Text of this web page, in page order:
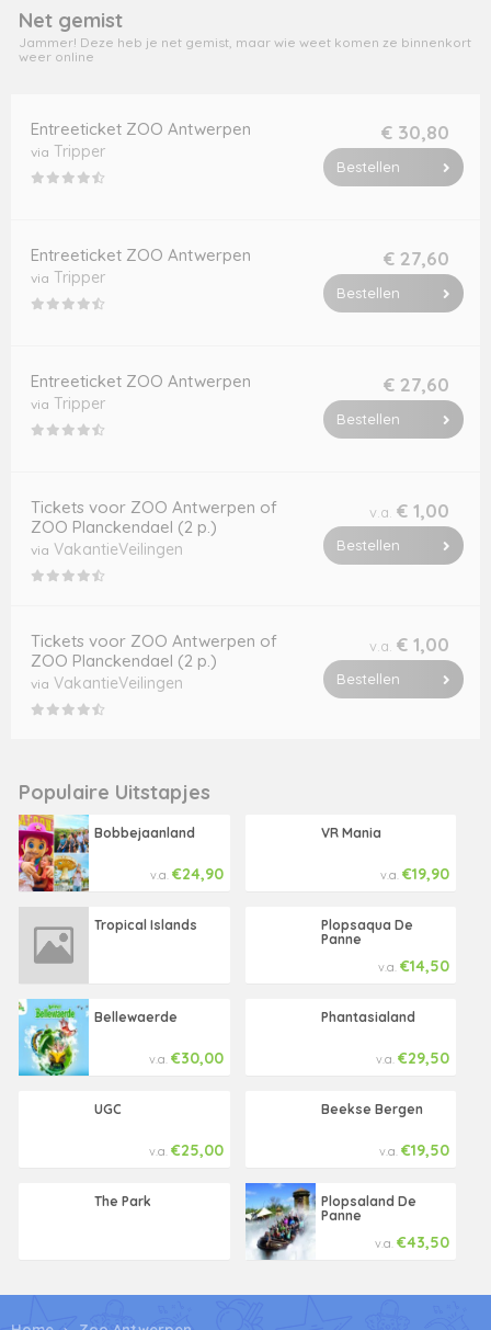
Net gemist
Jammer! Deze heb je net gemist, maar wie weet komen ze binnenkort
weer online
Entreeticket ZOO Antwerpen
via Tripper
€ 30,80
Bestellen
Entreeticket ZOO Antwerpen
via Tripper
€ 27,60
Bestellen
Entreeticket ZOO Antwerpen
via Tripper
€ 27,60
Bestellen
Tickets voor ZOO Antwerpen of
ZOO Planckendael (2 p.)
via VakantieVeilingen
v.a. € 1,00
Bestellen
Tickets voor ZOO Antwerpen of
ZOO Planckendael (2 p.)
via VakantieVeilingen
v.a. € 1,00
Bestellen
Populaire Uitstapjes
Bobbejaanland
v.a. €24,90
VR Mania
v.a.€19,90
Tropical Islands
Plopsaqua De
Panne
v.a.€14,50
Bellewaerde
v.a. €30,00
Phantasialand
v.a.€29,50
UGC
v.a. €25,00
Beekse Bergen
v.a.€19,50
The Park
Plopsaland De
Panne
v.a.€43,50